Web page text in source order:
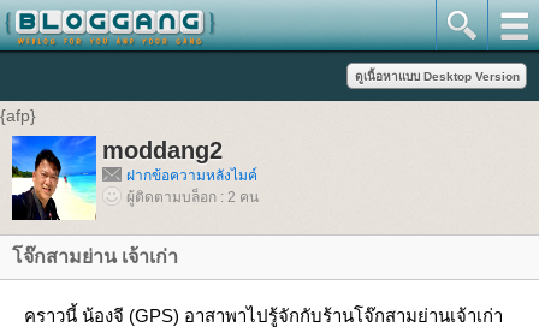
{afp}
moddang2
ฝากข้อความหลังไมค์
ผู้ติดตามบล็อก : 2 คน
โจ๊กสามย่าน เจ้าเก่า
คราวนี้ น้องจี (GPS) อาสาพาไปรู้จักกับร้านโจ๊กสามย่านเจ้าเก่า